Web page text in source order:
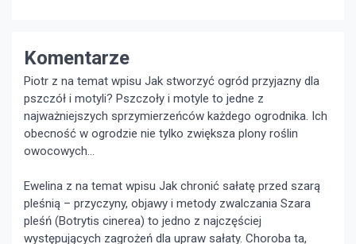
Komentarze
Piotr z na temat wpisu Jak stworzyć ogród przyjazny dla
pszczół i motyli? Pszczoły i motyle to jedne z
najważniejszych sprzymierzeńców każdego ogrodnika. Ich
obecność w ogrodzie nie tylko zwiększa plony roślin
owocowych...
Ewelina z na temat wpisu Jak chronić sałatę przed szarą
pleśnią – przyczyny, objawy i metody zwalczania Szara
pleśń (Botrytis cinerea) to jedno z najczęściej
występujących zagrożeń dla upraw sałaty. Choroba ta,